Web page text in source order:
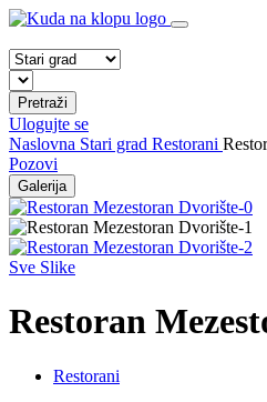
Pretraži
Ulogujte se
Naslovna Stari grad Restorani
Pozovi
Galerija
Sve Slike
Restoran
Restorani